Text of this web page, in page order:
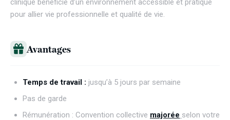
clinique bénéficie d’un environnement accessible et pratique
pour allier vie professionnelle et qualité de vie.
Avantages
Temps de travail : jusqu’à 5 jours par semaine
Pas de garde
Rémunération : Convention collective majorée selon votre